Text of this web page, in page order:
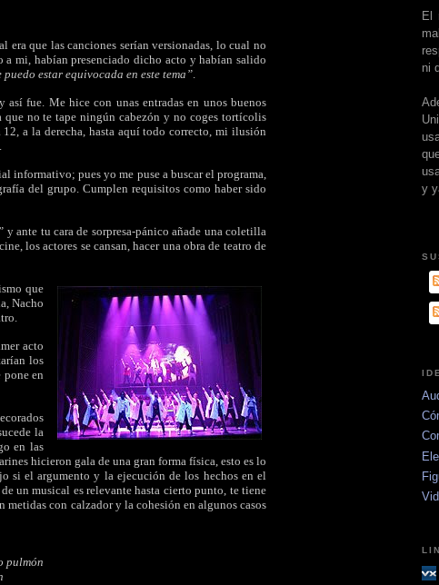
que las canciones serían versionadas, lo cual no
a mi, habían presenciado dicho acto y habían salido
estar equivocada en este tema”.
fue. Me hice con unas entradas en unos buenos
que no te tape ningún cabezón y no coges tortícolis
a la derecha, hasta aquí todo correcto, mi ilusión
informativo; pues yo me puse a buscar el programa,
del grupo. Cumplen requisitos como haber sido
yante tu cara de sorpresa-pánico añade una coletilla
los actores se cansan, hacer una obra de teatro de
que
Nacho
acto
los
pone en
la
en las
hicieron gala de una gran forma física, esto es lo
si el argumento y la ejecución de los hechos en el
un musical es relevante hasta cierto punto, te tiene
metidas con calzador y la cohesión en algunos casos
pulmón
El
ni
y